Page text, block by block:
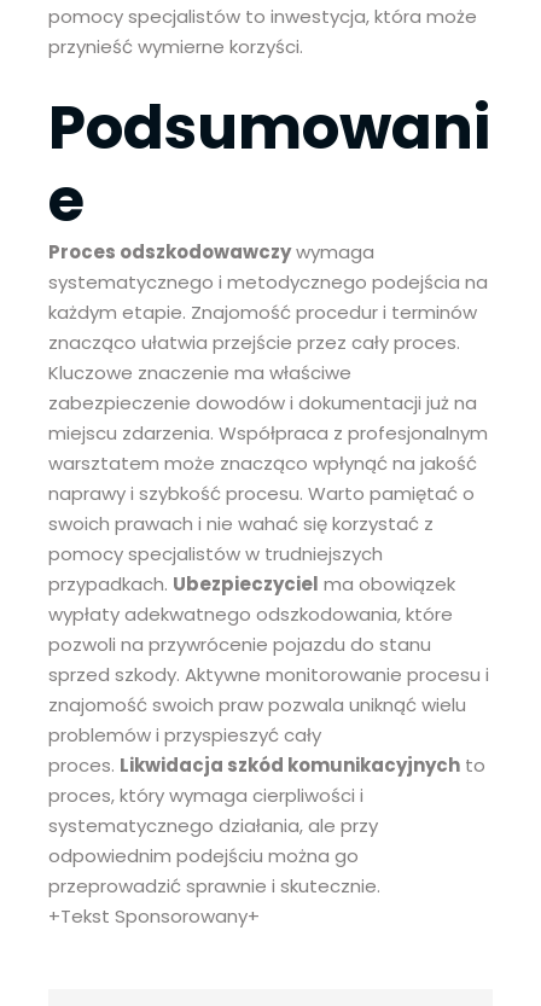
pomocy specjalistów to inwestycja, która może
przynieść wymierne korzyści.
Podsumowani
e
Proces odszkodowawczywymaga
systematycznego i metodycznego podejścia na
każdym etapie. Znajomość procedur i terminów
znacząco ułatwia przejście przez cały proces.
Kluczowe znaczenie ma właściwe
zabezpieczenie dowodów i dokumentacji już na
miejscu zdarzenia. Współpraca z profesjonalnym
warsztatem może znacząco wpłynąć na jakość
naprawy i szybkość procesu. Warto pamiętać o
swoich prawach i nie wahać się korzystać z
pomocy specjalistów w trudniejszych
przypadkach. Ubezpieczyciel ma obowiązek
wypłaty adekwatnego odszkodowania, które
pozwoli na przywrócenie pojazdu do stanu
sprzed szkody. Aktywne monitorowanie procesu i
znajomość swoich praw pozwala uniknąć wielu
problemów i przyspieszyć cały
proces. Likwidacja szkód komunikacyjnych to
proces, który wymaga cierpliwości i
systematycznego działania, ale przy
odpowiednim podejściu można go
przeprowadzić sprawnie i skutecznie.
+Tekst Sponsorowany+